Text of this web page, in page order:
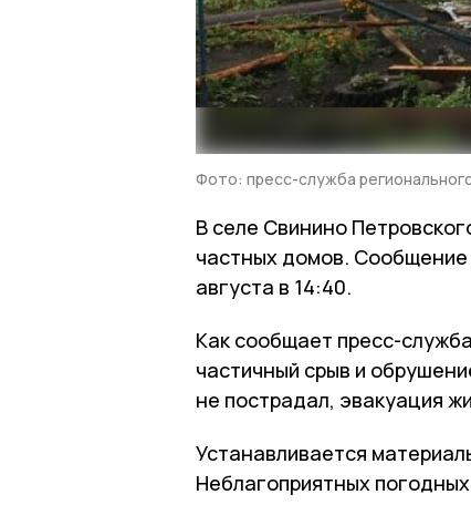
Фото: пресс-служба
В селе Свинино
частных домов.
августа в 14:40.
Как сообщает пресс-
частичный срыв и
не пострадал, эвакуация
Устанавливается
Неблагоприятных